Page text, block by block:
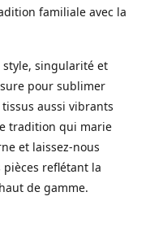
familiale avec la
style, singularité et
pour sublimer
aussi vibrants
tradition qui marie
et laissez-nous
reflétant la
de gamme.